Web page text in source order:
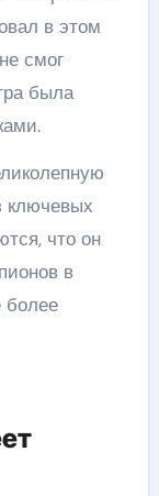
в этом
смог
была
ключевых
что он
в